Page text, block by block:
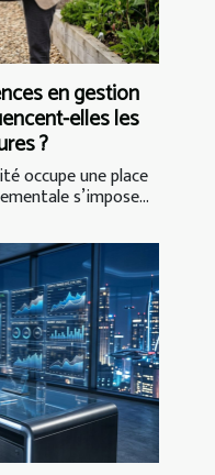
en gestion
elles les
?
occupe une place
s’impose...